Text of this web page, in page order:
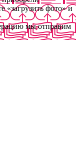
«загрузить фото» и
мы отправим